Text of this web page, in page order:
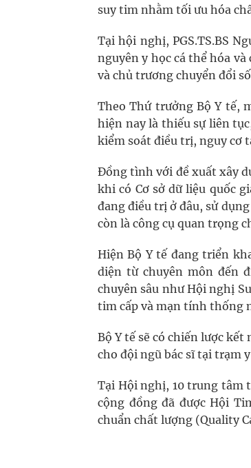
suy tim nhằm tối ưu hóa
Tại hội nghị, PGS.TS.BS
nguyên y học cá thể hóa
và chủ trương chuyển đổi
Theo Thứ trưởng Bộ Y tế,
hiện nay là thiếu sự liên
kiểm soát điều trị, nguy cơ
Đồng tình với đề xuất xây
khi có Cơ sở dữ liệu quốc
đang điều trị ở đâu, sử
còn là công cụ quan trọng
Hiện Bộ Y tế đang triển
diện từ chuyên môn đến
chuyên sâu như Hội nghị
tim cấp và mạn tính thống
Bộ Y tế sẽ có chiến lược
cho đội ngũ bác sĩ tại trạm
Tại Hội nghị, 10 trung tâm
cộng đồng đã được Hội
chuẩn chất lượng (Quality